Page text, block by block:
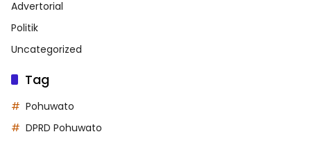
Advertorial
Politik
Uncategorized
Tag
Pohuwato
DPRD Pohuwato